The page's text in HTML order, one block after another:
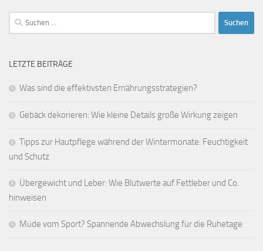
Suchen
nach:
LETZTE BEITRÄGE
Was sind die effektivsten Ernährungsstrategien?
Gebäck dekorieren: Wie kleine Details große Wirkung zeigen
Tipps zur Hautpflege während der Wintermonate: Feuchtigkeit
und Schutz
Übergewicht und Leber: Wie Blutwerte auf Fettleber und Co.
hinweisen
Müde vom Sport? Spannende Abwechslung für die Ruhetage